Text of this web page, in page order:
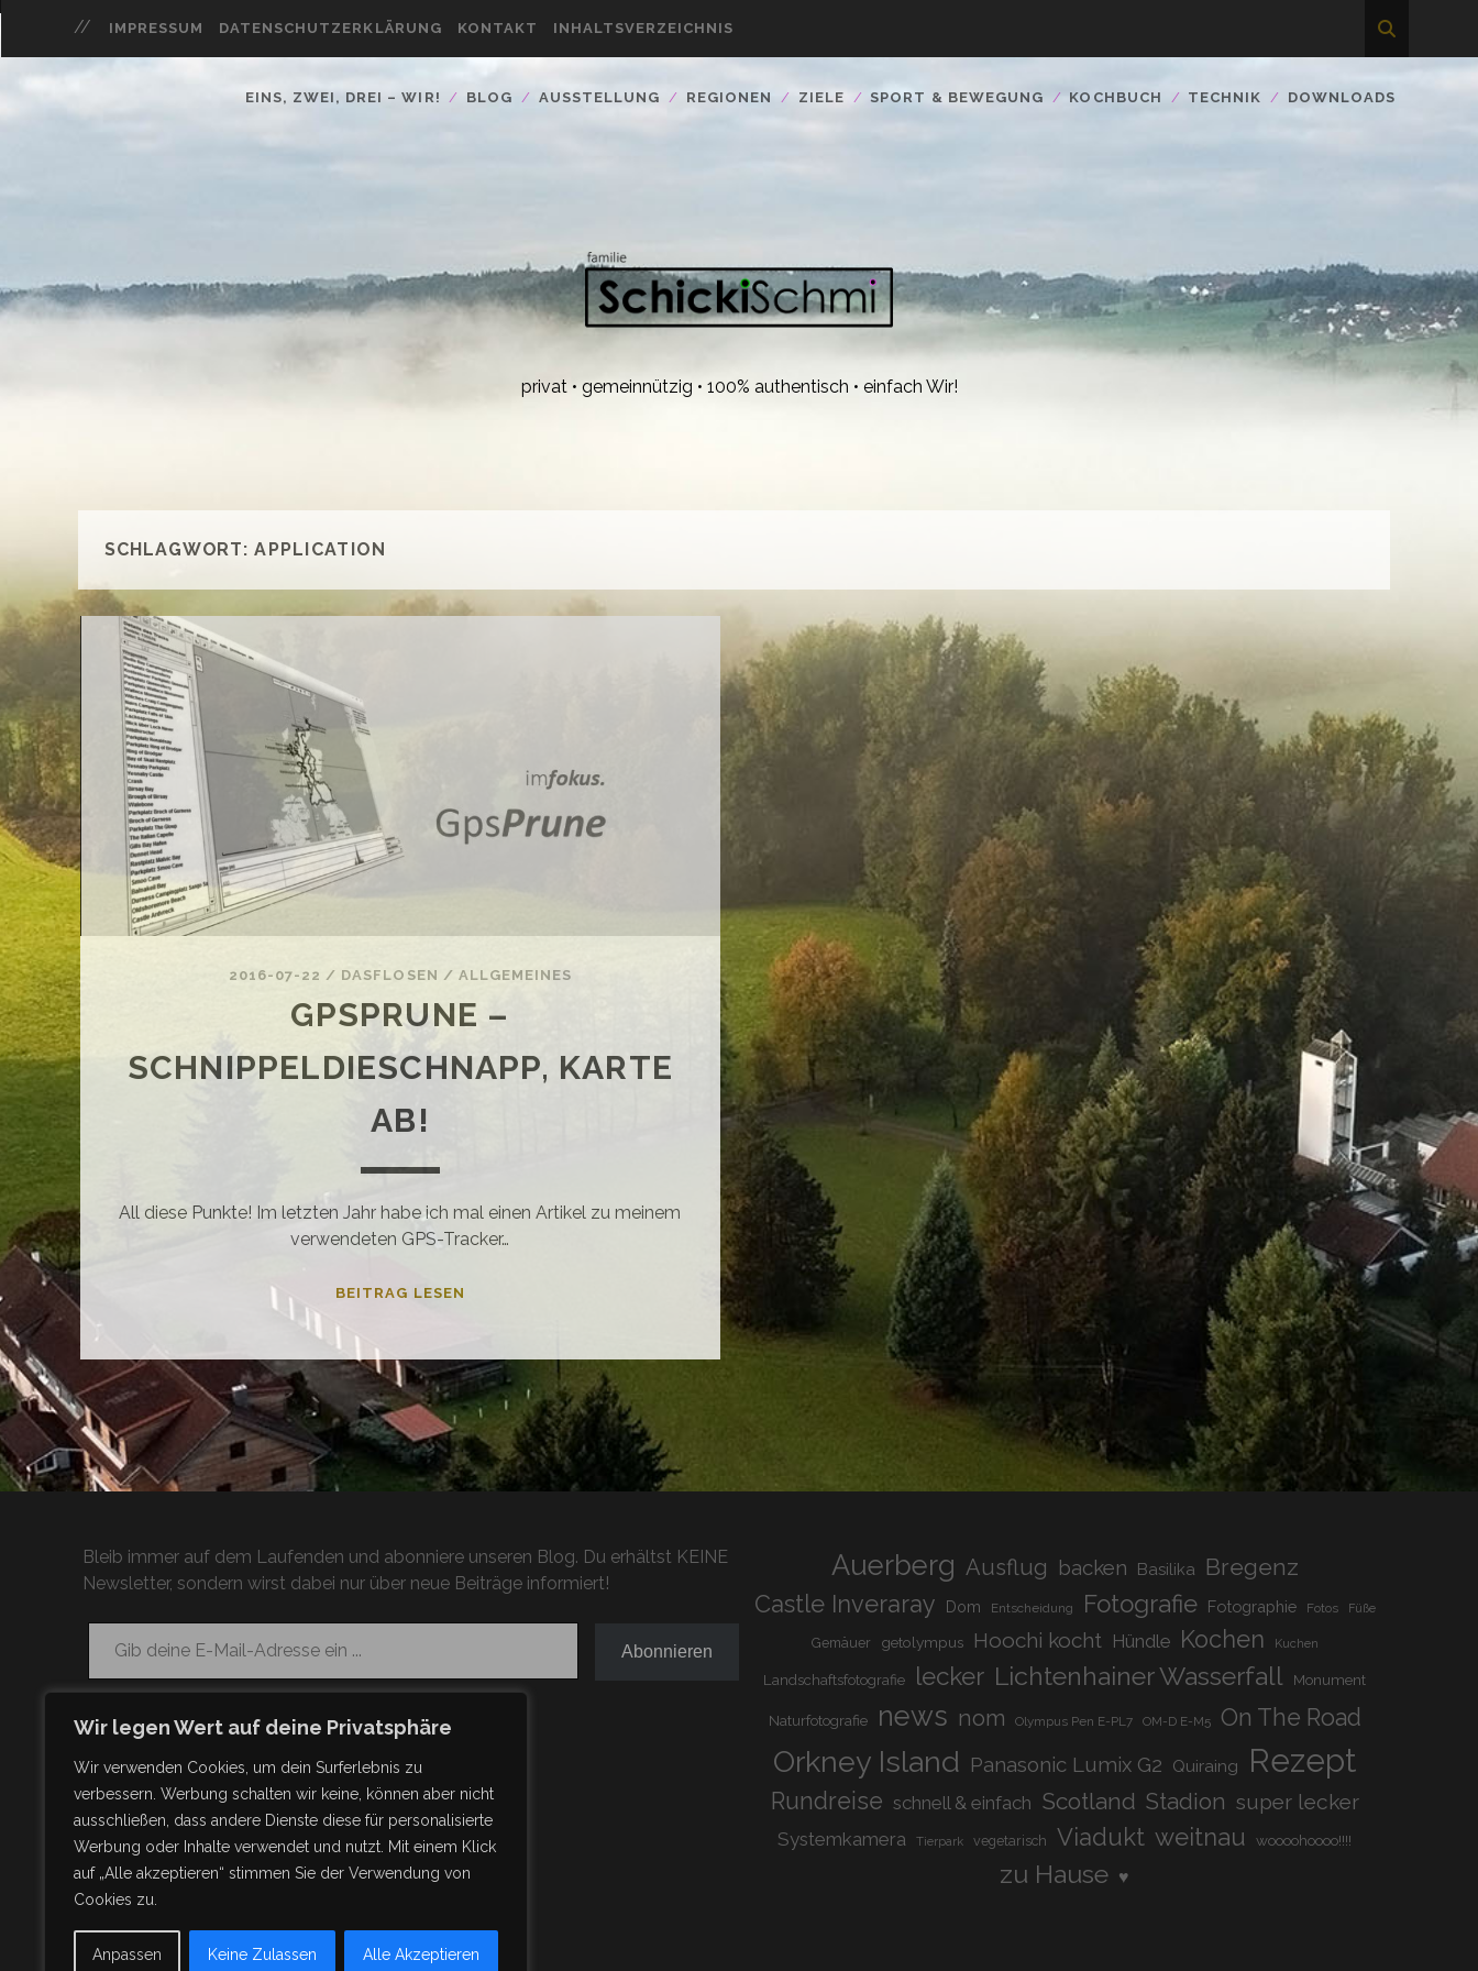
Wir legen Wert auf deine Privatsphäre
Wir verwenden Cookies, um dein Surferlebnis zu
verbessern. Werbung schalten wir keine, können aber nicht
ausschließen, dass andere Dienste diese für personalisierte
Werbung oder Inhalte verwendet und nutzt. Mit einem Klick
auf „Alle akzeptieren“ stimmen Sie der Verwendung von
Cookies zu.
Anpassen Keine Zulassen Alle Akzeptieren
IMPRESSUM DATENSCHUTZERKLÄRUNG KONTAKT INHALTSVERZEICHNIS
EINS, ZWEI, DREI – WIR! BLOG AUSSTELLUNG REGIONEN ZIELE SPORT & BEWEGUNG KOCHBUCH TECHNIK DOWNLOADS
privat • gemeinnützig • 100% authentisch • einfach Wir!
SCHLAGWORT:APPLICATION
2016-07-22 / DASFLOSEN / ALLGEMEINES
GPSPRUNE –
SCHNIPPELDIESCHNAPP, KARTE
AB!
All diese Punkte! Im letzten Jahr habe ich mal einen Artikel zu meinem
verwendeten GPS-Tracker…
BEITRAG LESEN
KARTE
AB!
Bleib immer auf dem Laufenden und abonniere unseren Blog. Du erhältst KEINE
Newsletter, sondern wirst dabei nur über neue Beiträge informiert!
Gib deine E-Mail-Adresse ein ...
Abonnieren
Auerberg Ausflug backen Basilika
Bregenz
Castle Inveraray
Dom Entscheidung Fotografie Fotographie Fotos Füße
Gemäuer getolympus Hoochi kocht Hündle Kochen Kuchen
Landschaftsfotografie lecker Lichtenhainer Wasserfall Monument
Naturfotografie news nom Olympus Pen E-PL7 OM-D E-M5 On The Road
Orkney Island Panasonic Lumix G2 Quiraing Rezept
Rundreise schnell & einfach Scotland Stadion super lecker
Systemkamera Tierpark vegetarisch Viadukt weitnau woooohoooo!!!!
zu Hause ♥